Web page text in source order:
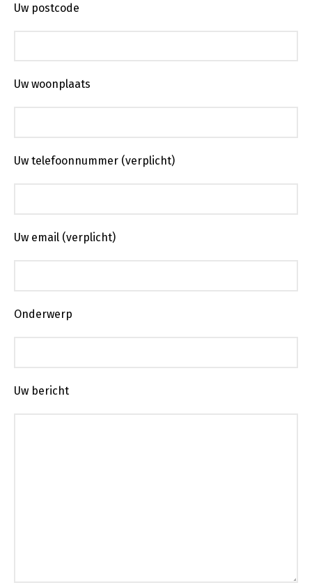
Uw postcode
Uw woonplaats
Uw telefoonnummer (verplicht)
Uw email (verplicht)
Onderwerp
Uw bericht